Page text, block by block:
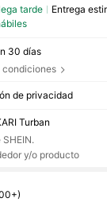
tarde Entrega
30 días
condiciones
de privacidad
Turban
y/o producto